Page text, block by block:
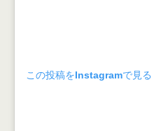
この投稿をInstagramで見る